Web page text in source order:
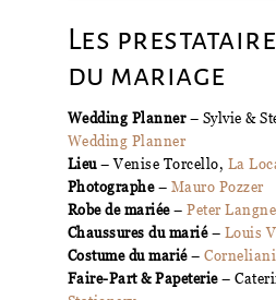
Les
du mariage
Wedding Planner– Sylvie &
Wedding Planner
Lieu– Venise Torcello, La
Photographe– Mauro Pozzer
Robe de mariée– Peter
Chaussures du marié– Louis
Costume du marié– Corneliani
Faire-Part & Papeterie–